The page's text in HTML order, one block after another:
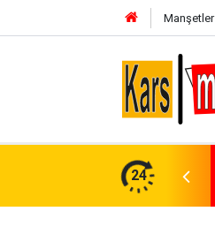
Manşetler
24
Kayseri’de görüntülendi